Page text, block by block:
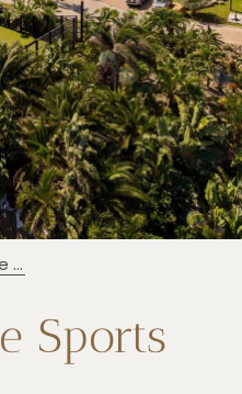
Multipurpose Sports Field
Sports